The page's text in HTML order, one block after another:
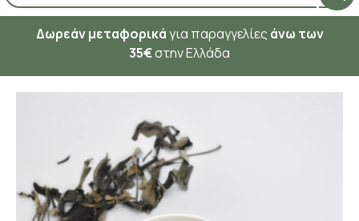
Δωρεάν μεταφορικάγια παραγγελίες άνω των
35€στην Ελλάδα